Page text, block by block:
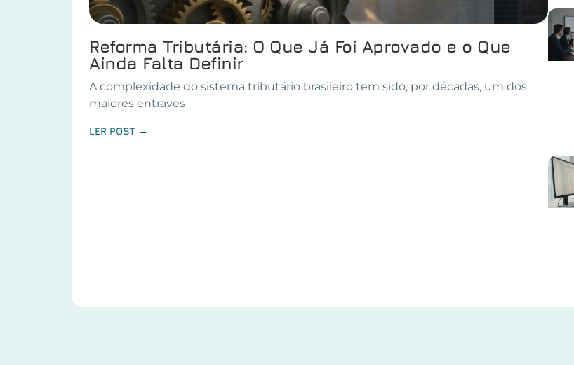
Reforma Tributária: O Que Já Foi Aprovado e o Que
Ainda Falta Definir
A complexidade do sistema tributário brasileiro tem sido, por décadas, um dos
maiores entraves
LER POST →